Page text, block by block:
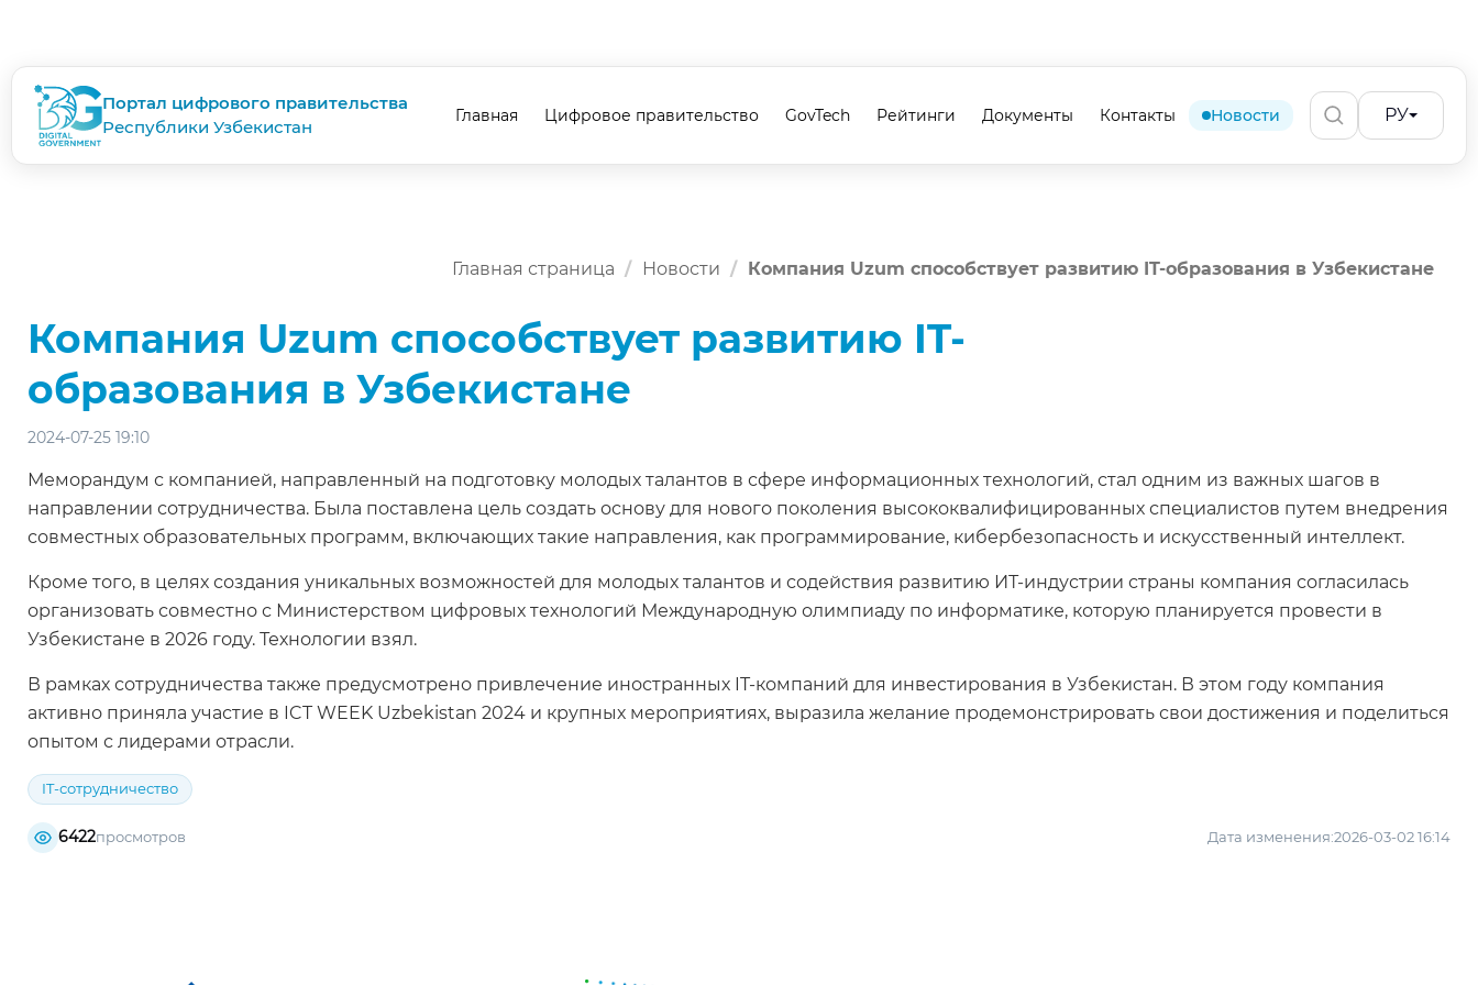
Портал цифрового правительства
Республики Узбекистан
Главная Цифровое правительство GovTech Рейтинги Документы Контакты Новости РУ
Главная страница Новости Компания Uzum способствует развитию IT-образования в Узбекистане
Компания Uzum способствует развитию IT-
образования в Узбекистане
2024-07-25 19:10
Меморандум с компанией, направленный на подготовку молодых талантов в сфере информационных технологий, стал одним из важных шагов в
направлении сотрудничества. Была поставлена ​​цель создать основу для нового поколения высококвалифицированных специалистов путем внедрения
совместных образовательных программ, включающих такие направления, как программирование, кибербезопасность и искусственный интеллект.
Кроме того, в целях создания уникальных возможностей для молодых талантов и содействия развитию ИТ-индустрии страны компания согласилась
организовать совместно с Министерством цифровых технологий Международную олимпиаду по информатике, которую планируется провести в
Узбекистане в 2026 году. Технологии взял.
В рамках сотрудничества также предусмотрено привлечение иностранных IT-компаний для инвестирования в Узбекистан. В этом году компания
активно приняла участие в ICT WEEK Uzbekistan 2024 и крупных мероприятиях, выразила желание продемонстрировать свои достижения и поделиться
опытом с лидерами отрасли.
IT-сотрудничество
6422просмотров Дата изменения:2026-03-02 16:14